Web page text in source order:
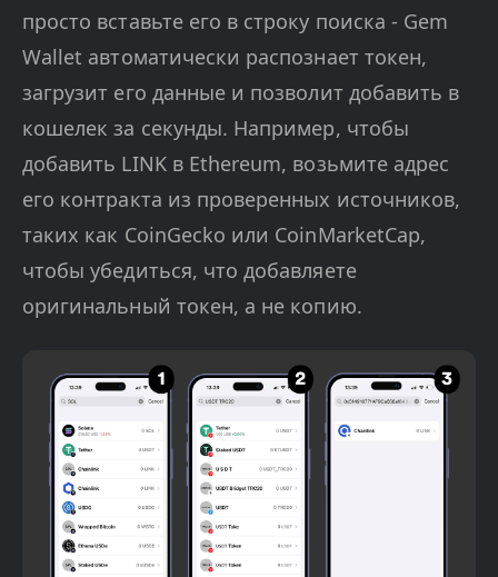
просто вставьте его в строку поиска - Gem
Wallet автоматически распознает токен,
загрузит его данные и позволит добавить в
кошелек за секунды. Например, чтобы
добавить LINK в Ethereum, возьмите адрес
его контракта из проверенных источников,
таких как CoinGecko или CoinMarketCap,
чтобы убедиться, что добавляете
оригинальный токен, а не копию.